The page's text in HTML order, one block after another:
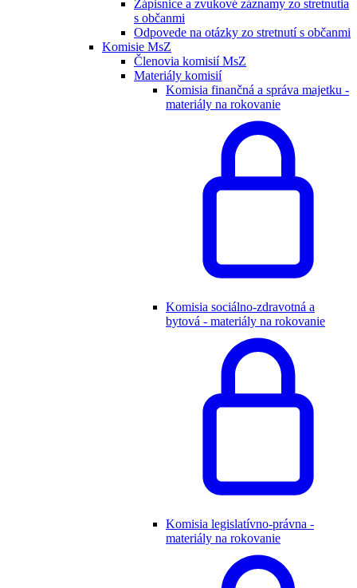
Zápisnice a zvukové záznamy zo stretnutia
s občanmi
Odpovede na otázky zo stretnutí s občanmi
Komisie MsZ
Členovia komisií MsZ
Materiály komisií
Komisia finančná a správa majetku -
materiály na rokovanie
Komisia sociálno-zdravotná a
bytová - materiály na rokovanie
Komisia legislatívno-právna -
materiály na rokovanie